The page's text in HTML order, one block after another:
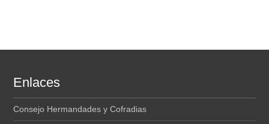
Enlaces
Consejo Hermandades y Cofradias